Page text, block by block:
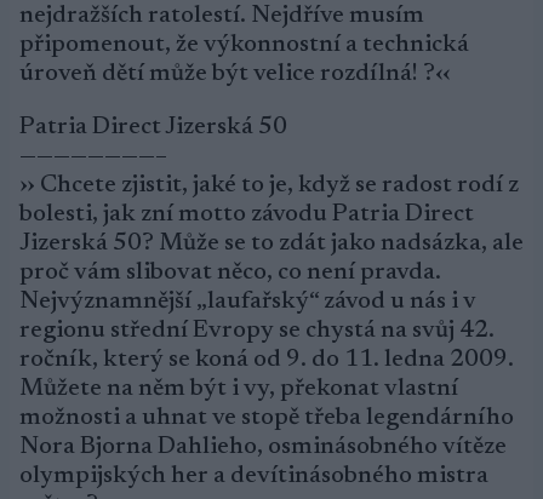
nejdražších ratolestí. Nejdříve musím
připomenout, že výkonnostní a technická
úroveň dětí může být velice rozdílná! ?‹‹
Patria Direct Jizerská 50
————————–
›› Chcete zjistit, jaké to je, když se radost rodí z
bolesti, jak zní motto závodu Patria Direct
Jizerská 50? Může se to zdát jako nadsázka, ale
proč vám slibovat něco, co není pravda.
Nejvýznamnější „laufařský“ závod u nás i v
regionu střední Evropy se chystá na svůj 42.
ročník, který se koná od 9. do 11. ledna 2009.
Můžete na něm být i vy, překonat vlastní
možnosti a uhnat ve stopě třeba legendárního
Nora Bjorna Dahlieho, osminásobného vítěze
olympijských her a devítinásobného mistra